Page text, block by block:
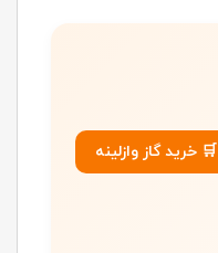
🛒 خرید گاز وازلینه